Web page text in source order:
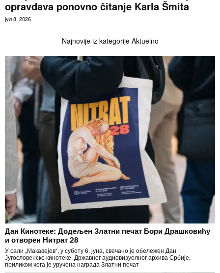
opravdava ponovno čitanje Karla Šmita
јул 8, 2026
Najnovije iz kategorije Aktuelno
Дан Кинотеке: Додељен Златни печат Бори Драшковићу
и отворен Нитрат 28
У сали „Макавејев“, у суботу 6. јуна, свечано је обележен Дан
Југословенске кинотеке, Државног аудиовизуелног архива Србије,
приликом чега је уручена награда Златни печат